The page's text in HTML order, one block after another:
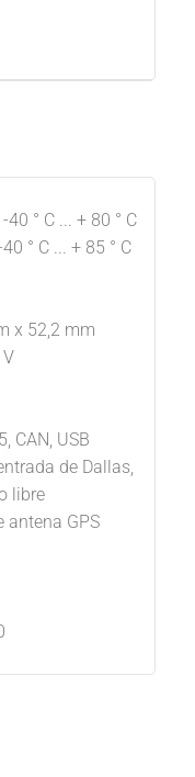
° C ... + 80 ° C
° C ... + 85 ° C
x 52,2 mm
CAN, USB
de Dallas,
libre
antena GPS